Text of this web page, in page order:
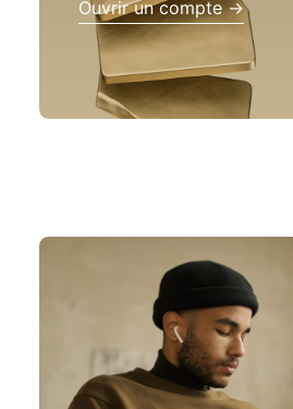
Ouvrir un compte →